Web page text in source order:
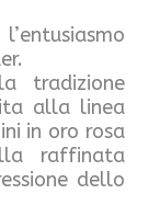
tradizione
alla linea
in oro rosa
raffinata
dello